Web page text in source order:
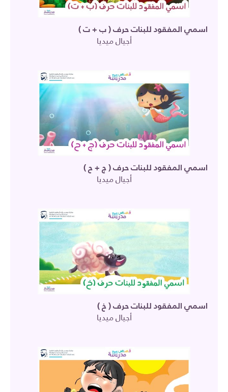
اسمي المفقود للبنات حرف ( ب + ت )
أجيال ميديا
اسمي المفقود للبنات حرف ( ج + ح )
أجيال ميديا
اسمي المفقود للبنات حرف ( خ )
أجيال ميديا